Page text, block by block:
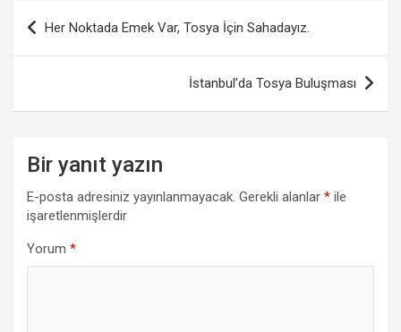
Yazı
gezinmesi
Her Noktada Emek Var, Tosya İçin Sahadayız.
İstanbul’da Tosya Buluşması
Bir yanıt yazın
E-posta adresiniz yayınlanmayacak. Gerekli alanlar * ile
işaretlenmişlerdir
Yorum *